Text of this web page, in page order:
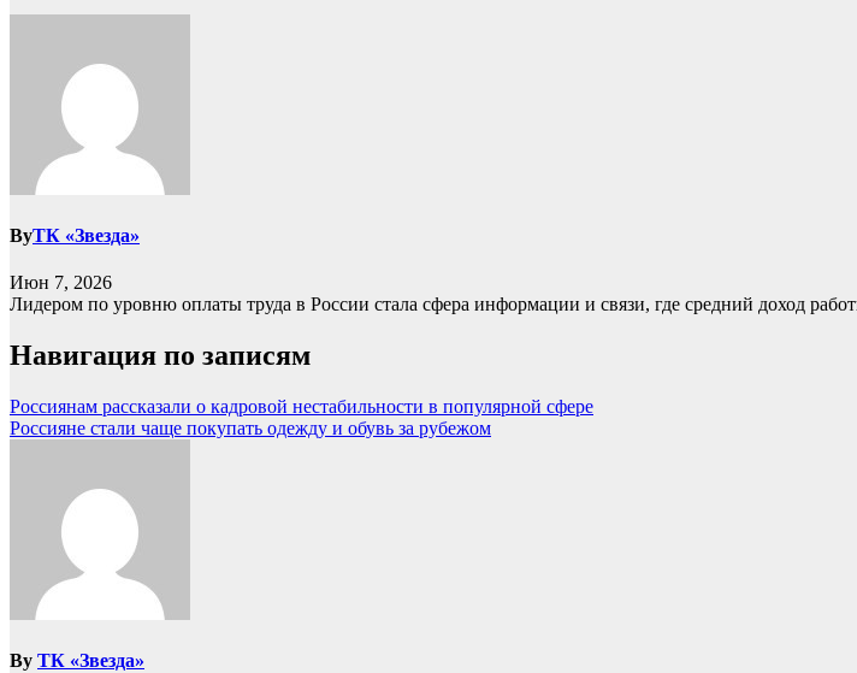
ByТК «Звезда»
Июн 7, 2026
Лидером по уровню оплаты труда в России стала сфера информации и связи, где средний доход
Навигация по записям
Россиянам рассказали о кадровой нестабильности в популярной сфере
Россияне стали чаще покупать одежду и обувь за рубежом
By ТК «Звезда»